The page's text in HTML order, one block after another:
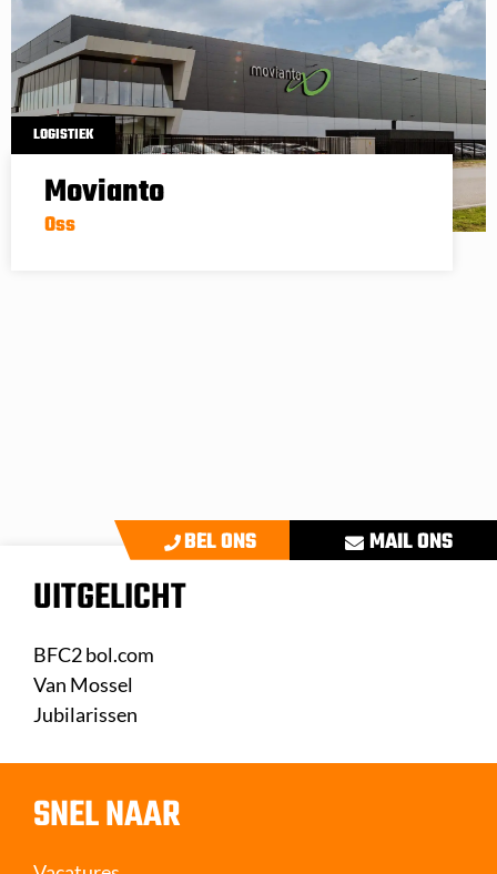
LOGISTIEK
Movianto
Oss
BEL ONS MAIL ONS
UITGELICHT
BFC2 bol.com
Van Mossel
Jubilarissen
SNEL NAAR